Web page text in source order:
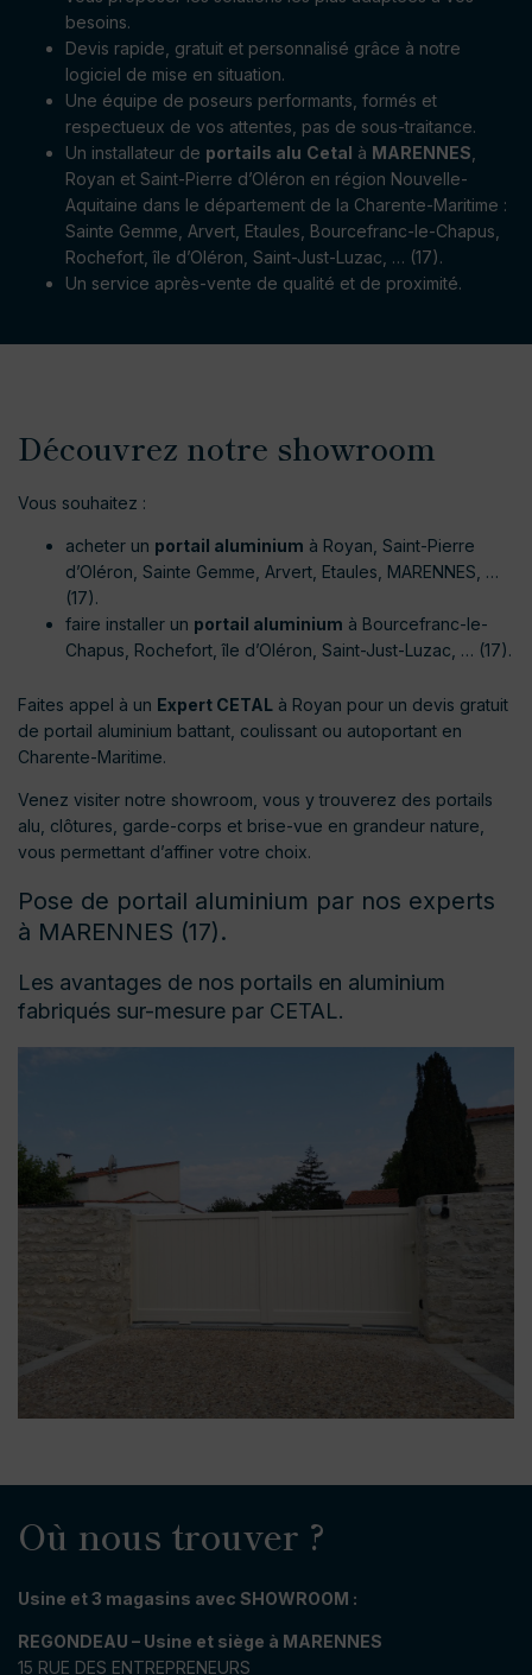
besoins.
Devis rapide, gratuit et personnalisé grâce à notre
logiciel de mise en situation.
Une équipe de poseurs performants, formés et
respectueux de vos attentes, pas de sous-traitance.
Un installateur de portails alu Cetal à MARENNES
Royan et Saint-Pierre d’Oléron en région Nouvelle-
Aquitaine dans le département de la Charente-Maritime :
Sainte Gemme, Arvert, Etaules, Bourcefranc-le-Chapus,
Rochefort, île d’Oléron, Saint-Just-Luzac, … (17).
Un service après-vente de qualité et de proximité.
Découvrez notre showroom
Vous souhaitez :
acheter un portail aluminium à Royan, Saint-Pierre
d’Oléron, Sainte Gemme, Arvert, Etaules, MARENNES, …
(17).
faire installer un portail aluminium à Bourcefranc-le-
Chapus, Rochefort, île d’Oléron, Saint-Just-Luzac, … (17).
Faites appel à un Expert CETAL à Royan pour un devis gratuit
de portail aluminium battant, coulissant ou autoportant en
Charente-Maritime.
Venez visiter notre showroom, vous y trouverez des portails
alu, clôtures, garde-corps et brise-vue en grandeur nature,
vous permettant d’affiner votre choix.
Pose de portail aluminium par nos experts
à MARENNES (17).
Les avantages de nos portails en aluminium
fabriqués sur-mesure par CETAL.
Où nous trouver ?
Usine et 3 magasins avec SHOWROOM :
REGONDEAU – Usine et siège à MARENNES
15 RUE DES ENTREPRENEURS